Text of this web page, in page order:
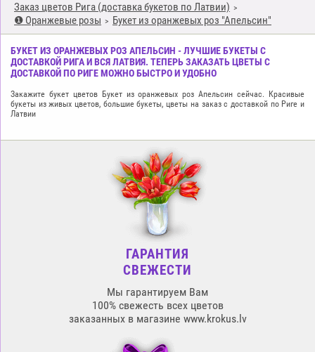
Заказ цветов Рига (доставка букетов по Латвии)
❶ Оранжевые розы
Букет из оранжевых роз "Апельсин"
БУКЕТ ИЗ ОРАНЖЕВЫХ РОЗ АПЕЛЬСИН - ЛУЧШИЕ БУКЕТЫ С
ДОСТАВКОЙ РИГА И ВСЯ ЛАТВИЯ. ТЕПЕРЬ ЗАКАЗАТЬ ЦВЕТЫ С
ДОСТАВКОЙ ПО РИГЕ МОЖНО БЫСТРО И УДОБНО
Закажите букет цветов Букет из оранжевых роз Апельсин сейчас. Красивые
букеты из живых цветов, большие букеты, цветы на заказ с доставкой по Риге и
Латвии
ГАРАНТИЯ
СВЕЖЕСТИ
Мы гарантируем Вам
100% свежесть всех цветов
заказанных в магазине www.krokus.lv